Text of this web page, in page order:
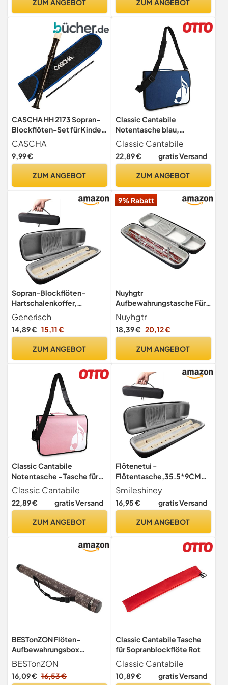
CASCHA HH 2173 Sopran-
Blockflöten-Set für Kinder
& Einsteiger - Anfänger-
Set inkl. Flötentasche
Flötenwischer Grifftabelle
leichter zu spielen -
CASCHA
9,99 €
ZUM ANGEBOT
Classic Cantabile
Notentasche blau,
Notentasche für den
Musikunterricht
Classic Cantabile
22,89 € gratis Versand
ZUM ANGEBOT
Sopran-Blockflöten-
Hartschalenkoffer,
Wasserdichte Holzflöten-
Aufbewahrungsbox,
Hartflötenkoffer,
Aufbewahrungstasche Mit
Tragetasche Für Sopran-
Generisch
14,89 € 15,11 €
ZUM ANGEBOT
9% Rabatt
Nuyhgtr
Aufbewahrungstasche Für
Musikinstrumente,
Hartschalenkoffer Für
Blockflöten, EVA-
Tragetasche Für Sopran-
Nuyhgtr
18,39 € 20,12 €
ZUM ANGEBOT
Classic Cantabile
Notentasche - Tasche für
Musikunterricht und
Musikalische Früherziehung
- Für Noten im DIN- und US-
Innenfächer für Utensilien -
Classic Cantabile
22,89 € gratis Versand
ZUM ANGEBOT
Flötenetui -
Flötentasche,35.5*9CM
Flötenhülle
Altflöte,Flöten-
Tragetasche,Flöten-
Hartschalen-Flötenetui Mit
ungstasche Für Anfänger-
Smileshiney
16,95 € gratis Versand
ZUM ANGEBOT
BESTonZON Flöten-
Aufbewahrungsbox
Tragetasche Für Flöte
Reiseflötentasche Mit
Doppelschichtigem Schutz
BESTonZON
16,09 € 16,53 €
Classic Cantabile Tasche
für Sopranblockflöte Rot
Classic Cantabile
10,89 € gratis Versand